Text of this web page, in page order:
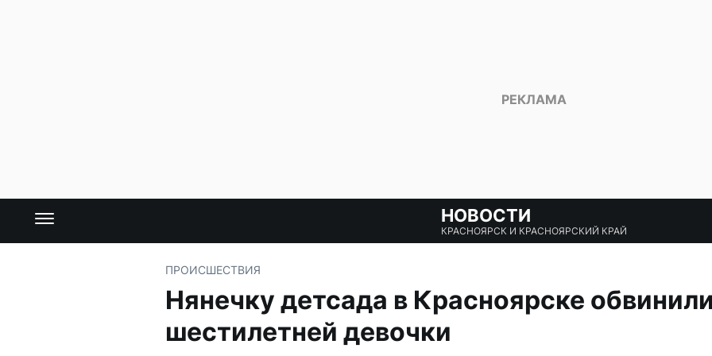
НОВОСТИ
КРАСНОЯРСК И КРАСНОЯРСКИЙ КРАЙ
ПРОИСШЕСТВИЯ
Нянечку детсада в Красноярске
шестилетней девочки